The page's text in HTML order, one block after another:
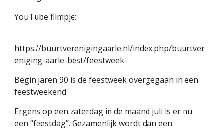
YouTube filmpje:
https://buurtverenigingaarle.nl/index.php/buurtver
eniging-aarle-best/feestweek
Begin jaren 90 is de feestweek overgegaan in een
feestweekend.
Ergens op een zaterdag in de maand juli is er nu
een “feestdag”. Gezamenlijk wordt dan een